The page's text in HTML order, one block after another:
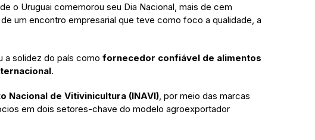
o Uruguai comemorou seu Dia Nacional, mais de cem
um encontro empresarial que teve como foco a qualidade, a
a solidez do país como fornecedor confiável de alimentos
.
Nacional de Vitivinicultura (INAVI), por meio das marcas
em dois setores-chave do modelo agroexportador